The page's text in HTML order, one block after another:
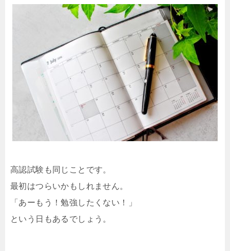
高認試験も同じことです。
最初はつらいかもしれません。
「あーもう！勉強したくない！」
という日もあるでしょう。